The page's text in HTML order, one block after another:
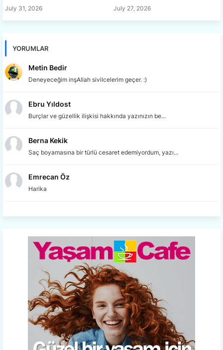
July 31, 2026 July 27, 2026
YORUMLAR
Metin Bedir
Deneyeceğim inşAllah sivilcelerim geçer. :)
Ebru Yıldost
Burçlar ve güzellik ilişkisi hakkında yazınızın be...
Berna Kekik
Saç boyamasına bir türlü cesaret edemiyordum, yazı...
Emrecan Öz
Harika